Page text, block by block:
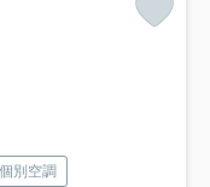
個別空調